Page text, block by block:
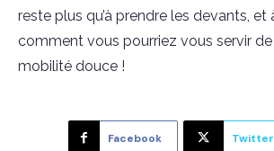
reste plus qu’à prendre les devants, et
comment vous pourriez vous servir
mobilité douce !
Facebook Twitter